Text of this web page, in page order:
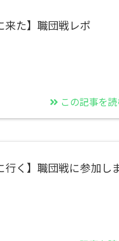
来た】職団戦レポ
この記事を読
行く】職団戦に参加し